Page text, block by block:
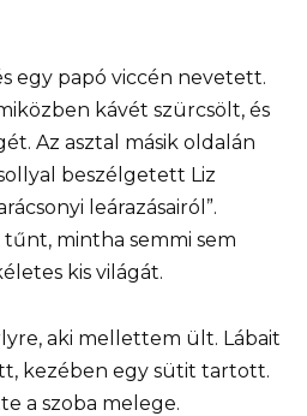
egy papó viccén nevetett.
kávét szürcsölt, és
Az asztal másik oldalán
beszélgetett Liz
leárazásairól”.
mintha semmi sem
kis világát.
aki mellettem ült. Lábait
kezében egy sütit tartott.
a szoba melege.